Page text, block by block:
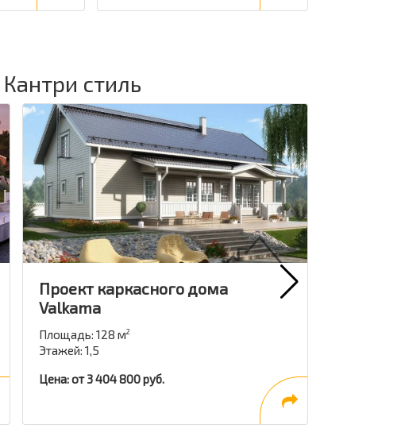
стиль
Проект каркасного дома
Valkama
Площадь: 128 м2
Этажей: 1,5
Цена: от 3 404 800 руб.